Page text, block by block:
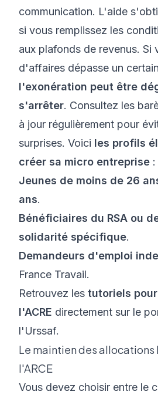
communication. L'aide
si vous remplissez les
aux plafonds de revenus. Si
d'affaires dépasse un
l'exonération peut être
s'arrêter. Consultez les
à jour régulièrement pour
surprises. Voici les profils
créer sa micro entreprise :
Jeunes de moins de 26
ans.
Bénéficiaires du RSA ou
solidarité spécifique.
Demandeurs d'emploi
France Travail.
Retrouvez les tutoriels
l'ACRE directement sur le
l'Urssaf.
Le maintien des allocations
l'ARCE
Vous devez choisir entre le